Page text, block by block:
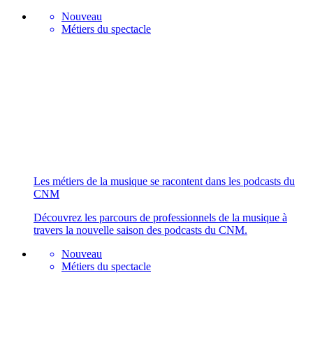
Nouveau
Métiers du spectacle
Les métiers de la musique se racontent dans les podcasts du
CNM
Découvrez les parcours de professionnels de la musique à
travers la nouvelle saison des podcasts du CNM.
Nouveau
Métiers du spectacle